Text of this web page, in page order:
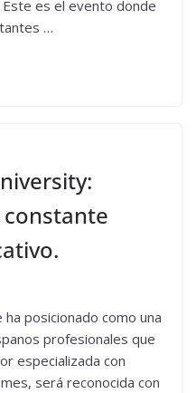
Este es el evento donde
…
posicionado como una
profesionales que
especializada con
será reconocida con